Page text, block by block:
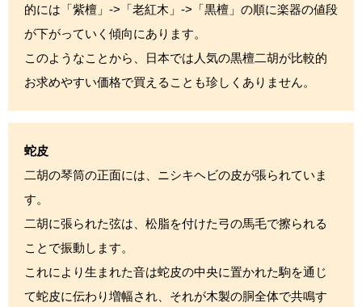
的には「紫檀」->「老紅木」->「黒檀」の順に楽器の値段
が下がっていく傾向にあります。
このようなことから、日本では人気の黒檀二胡が比較的
お求めやすい価格で買えることも珍しくありません。
蛇皮
二胡の琴筒の正面には、ニシキヘビの皮が張られていま
す。
二胡に張られた弦は、松脂を付けた弓の馬毛で擦られる
ことで振動します。
これにより生まれた音は蛇皮の中央に置かれた駒を通じ
て蛇皮に伝わり増幅され、それが木製の胴全体で共鳴す